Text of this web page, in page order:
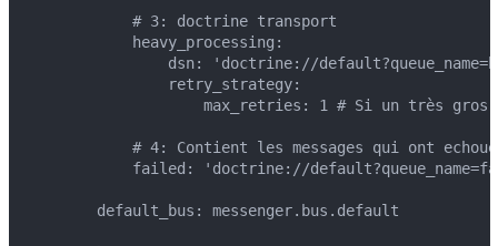
            # 3: doctrine transport
            heavy_processing:
dsn: 'doctrine://
                retry_strategy:
max_retries: 1 # Si un très
# 4: Contient les messages qui ont
failed: 'doctrine://
        default_bus: messenger.bus.default